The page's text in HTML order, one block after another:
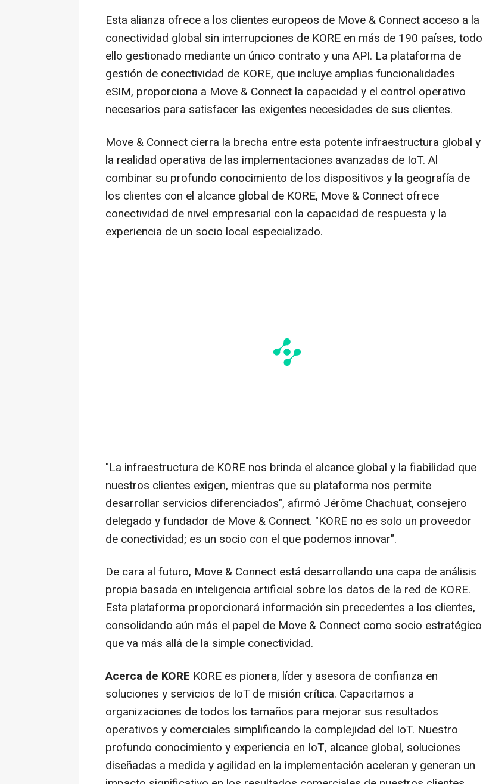
Esta alianza ofrece a los clientes europeos de Move & Connect acceso a la
conectividad global sin interrupciones de KORE en más de 190 países, todo
ello gestionado mediante un único contrato y una API. La plataforma de
gestión de conectividad de KORE, que incluye amplias funcionalidades
eSIM, proporciona a Move & Connect la capacidad y el control operativo
necesarios para satisfacer las exigentes necesidades de sus clientes.
Move & Connect cierra la brecha entre esta potente infraestructura global y
la realidad operativa de las implementaciones avanzadas de IoT. Al
combinar su profundo conocimiento de los dispositivos y la geografía de
los clientes con el alcance global de KORE, Move & Connect ofrece
conectividad de nivel empresarial con la capacidad de respuesta y la
experiencia de un socio local especializado.
"La infraestructura de KORE nos brinda el alcance global y la fiabilidad que
nuestros clientes exigen, mientras que su plataforma nos permite
desarrollar servicios diferenciados", afirmó Jérôme Chachuat, consejero
delegado y fundador de Move & Connect. "KORE no es solo un proveedor
de conectividad; es un socio con el que podemos innovar".
De cara al futuro, Move & Connect está desarrollando una capa de análisis
propia basada en inteligencia artificial sobre los datos de la red de KORE.
Esta plataforma proporcionará información sin precedentes a los clientes,
consolidando aún más el papel de Move & Connect como socio estratégico
que va más allá de la simple conectividad.
Acerca de KORE KORE es pionera, líder y asesora de confianza en
soluciones y servicios de IoT de misión crítica. Capacitamos a
organizaciones de todos los tamaños para mejorar sus resultados
operativos y comerciales simplificando la complejidad del IoT. Nuestro
profundo conocimiento y experiencia en IoT, alcance global, soluciones
diseñadas a medida y agilidad en la implementación aceleran y generan un